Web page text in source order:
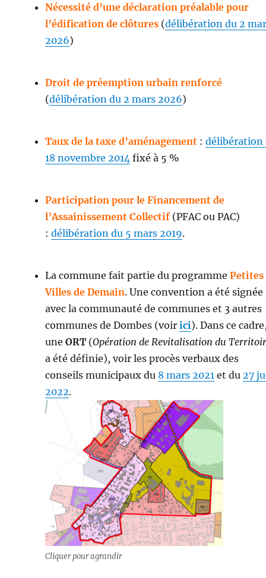
Nécessité d’une déclaration préalable pour
l’édification de clôtures (délibération du 2
2026)
Droit de préemption urbain renforcé
(délibération du 2 mars 2026)
Taux de la taxe d’aménagement: délibération
18 novembre 2014 fixé à 5 %
Participation pour le Financement de
l’Assainissement Collectif(PFAC ou PAC)
: délibération du 5 mars 2019.
La commune fait partie du programme Petites
Villes de Demain. Une convention a été signée
avec la communauté de communes et 3 autres
communes de Dombes (voir ici). Dans ce
une ORT(Opération de Revitalisation du
a été définie), voir les procès verbaux des
conseils municipaux du 8 mars 2021 et du 27
2022.
Cliquer pour agrandir